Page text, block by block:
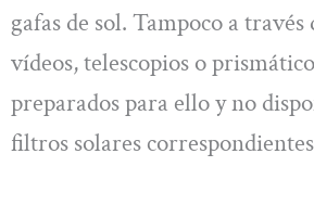
gafas de sol. Tampoco a través
vídeos, telescopios o
preparados para ello y no
filtros solares